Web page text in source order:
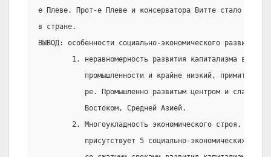
е Плеве. Прот-е Плеве и консерватора Витте стало осью
в стране.
ВЫВОД: особенности социально-экономического развития
1. неравномерность развития капитализма в
промышленности и крайне низкий, примитивный
ре. Промышленно развитым центром и слабыми
           Востоком, Средней Азией.
2. Многоукладность экономического строя. По
присутствует 5 социально-экономических